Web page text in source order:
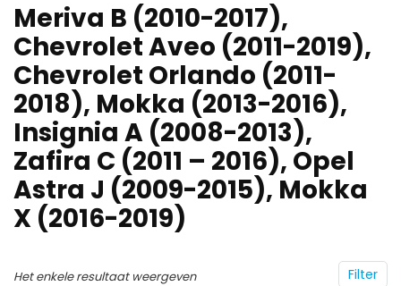
‎Meriva B (2010-2017),
Chevrolet Aveo (2011-2019),
Chevrolet Orlando (2011-
2018), Mokka (2013-2016),
Insignia A (2008-2013),
Zafira C (2011 – 2016), Opel
Astra J (2009-2015), Mokka
X (2016-2019)
Filter
Het enkele resultaat weergeven